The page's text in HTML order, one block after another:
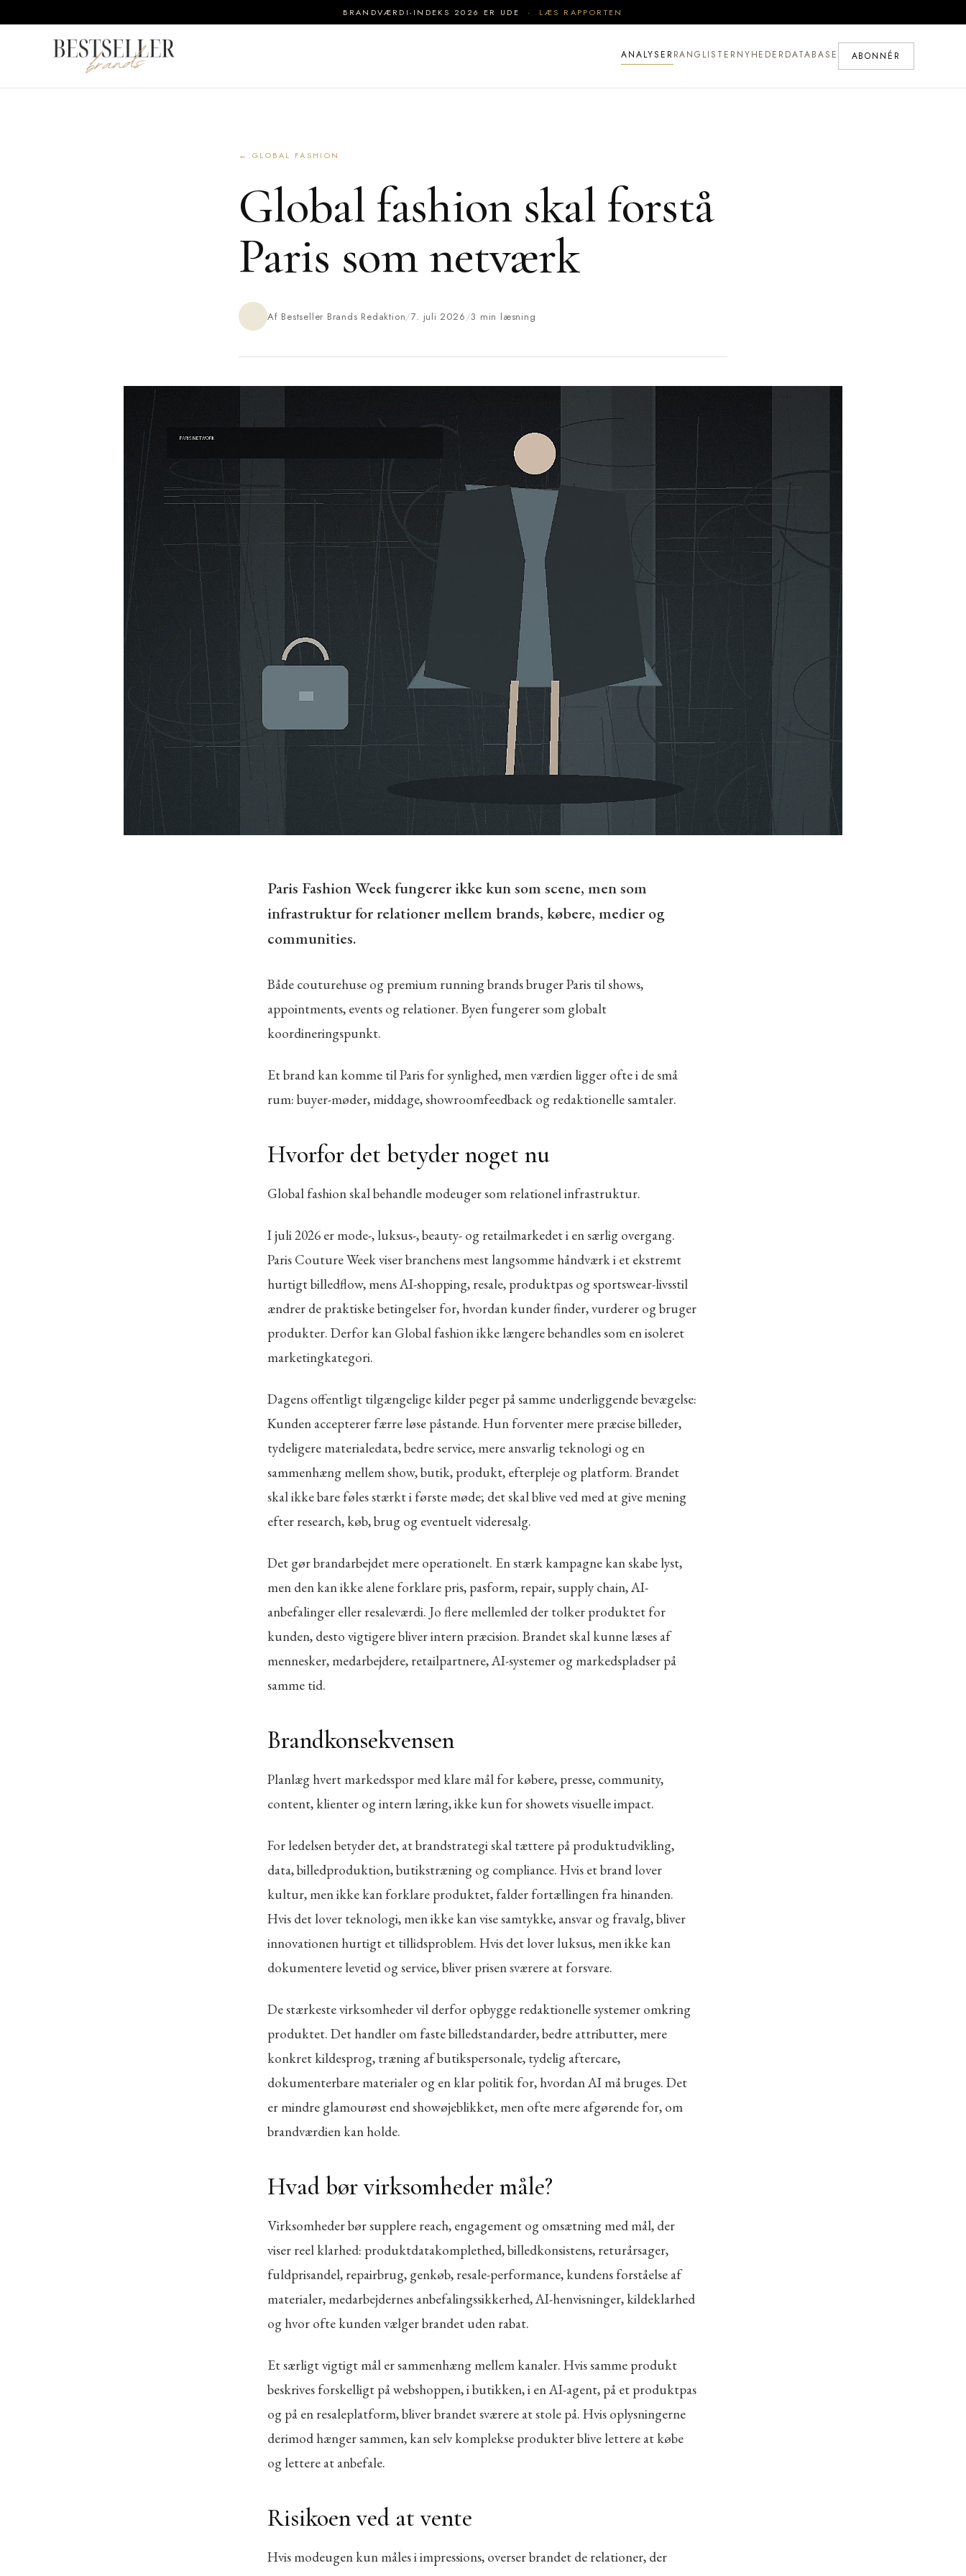
BRANDVÆRDI-INDEKS 2026 ER UDE · LÆS RAPPORTEN
ANALYSERRANGLISTERNYHEDERDATABASE ABONNÉR
← GLOBAL FASHION
Global fashion skal forstå
Paris som netværk
Af Bestseller Brands Redaktion/7. juli 2026/3 min læsning
Paris Fashion Week fungerer ikke kun som scene, men som
infrastruktur for relationer mellem brands, købere, medier og
communities.
Både couturehuse og premium running brands bruger Paris til shows,
appointments, events og relationer. Byen fungerer som globalt
koordineringspunkt.
Et brand kan komme til Paris for synlighed, men værdien ligger ofte i de små
rum: buyer-møder, middage, showroomfeedback og redaktionelle samtaler.
Hvorfor det betyder noget nu
Global fashion skal behandle modeuger som relationel infrastruktur.
I juli 2026 er mode-, luksus-, beauty- og retailmarkedet i en særlig overgang.
Paris Couture Week viser branchens mest langsomme håndværk i et ekstremt
hurtigt billedflow, mens AI-shopping, resale, produktpas og sportswear-livsstil
ændrer de praktiske betingelser for, hvordan kunder finder, vurderer og bruger
produkter. Derfor kan Global fashion ikke længere behandles som en isoleret
marketingkategori.
Dagens offentligt tilgængelige kilder peger på samme underliggende bevægelse:
Kunden accepterer færre løse påstande. Hun forventer mere præcise billeder,
tydeligere materialedata, bedre service, mere ansvarlig teknologi og en
sammenhæng mellem show, butik, produkt, efterpleje og platform. Brandet
skal ikke bare føles stærkt i første møde; det skal blive ved med at give mening
efter research, køb, brug og eventuelt videresalg.
Det gør brandarbejdet mere operationelt. En stærk kampagne kan skabe lyst,
men den kan ikke alene forklare pris, pasform, repair, supply chain, AI-
anbefalinger eller resaleværdi. Jo flere mellemled der tolker produktet for
kunden, desto vigtigere bliver intern præcision. Brandet skal kunne læses af
mennesker, medarbejdere, retailpartnere, AI-systemer og markedspladser på
samme tid.
Brandkonsekvensen
Planlæg hvert markedsspor med klare mål for købere, presse, community,
content, klienter og intern læring, ikke kun for showets visuelle impact.
For ledelsen betyder det, at brandstrategi skal tættere på produktudvikling,
data, billedproduktion, butikstræning og compliance. Hvis et brand lover
kultur, men ikke kan forklare produktet, falder fortællingen fra hinanden.
Hvis det lover teknologi, men ikke kan vise samtykke, ansvar og fravalg, bliver
innovationen hurtigt et tillidsproblem. Hvis det lover luksus, men ikke kan
dokumentere levetid og service, bliver prisen sværere at forsvare.
De stærkeste virksomheder vil derfor opbygge redaktionelle systemer omkring
produktet. Det handler om faste billedstandarder, bedre attributter, mere
konkret kildesprog, træning af butikspersonale, tydelig aftercare,
dokumenterbare materialer og en klar politik for, hvordan AI må bruges. Det
er mindre glamourøst end showøjeblikket, men ofte mere afgørende for, om
brandværdien kan holde.
Hvad bør virksomheder måle?
Virksomheder bør supplere reach, engagement og omsætning med mål, der
viser reel klarhed: produktdatakomplethed, billedkonsistens, returårsager,
fuldprisandel, repairbrug, genkøb, resale-performance, kundens forståelse af
materialer, medarbejdernes anbefalingssikkerhed, AI-henvisninger, kildeklarhed
og hvor ofte kunden vælger brandet uden rabat.
Et særligt vigtigt mål er sammenhæng mellem kanaler. Hvis samme produkt
beskrives forskelligt på webshoppen, i butikken, i en AI-agent, på et produktpas
og på en resaleplatform, bliver brandet sværere at stole på. Hvis oplysningerne
derimod hænger sammen, kan selv komplekse produkter blive lettere at købe
og lettere at anbefale.
Risikoen ved at vente
Hvis modeugen kun måles i impressions, overser brandet de relationer, der